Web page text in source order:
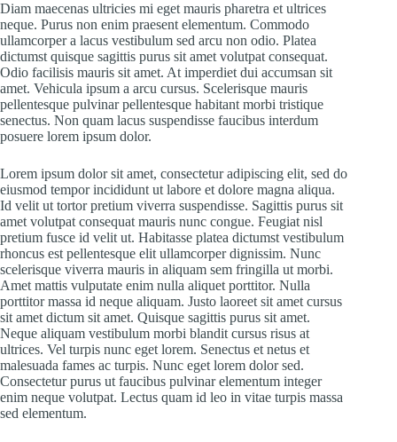
Diam maecenas ultricies mi eget mauris pharetra et ultrices
neque. Purus non enim praesent elementum. Commodo
ullamcorper a lacus vestibulum sed arcu non odio. Platea
dictumst quisque sagittis purus sit amet volutpat consequat.
Odio facilisis mauris sit amet. At imperdiet dui accumsan sit
amet. Vehicula ipsum a arcu cursus. Scelerisque mauris
pellentesque pulvinar pellentesque habitant morbi tristique
senectus. Non quam lacus suspendisse faucibus interdum
posuere lorem ipsum dolor.
Lorem ipsum dolor sit amet, consectetur adipiscing elit, sed do
eiusmod tempor incididunt ut labore et dolore magna aliqua.
Id velit ut tortor pretium viverra suspendisse. Sagittis purus sit
amet volutpat consequat mauris nunc congue. Feugiat nisl
pretium fusce id velit ut. Habitasse platea dictumst vestibulum
rhoncus est pellentesque elit ullamcorper dignissim. Nunc
scelerisque viverra mauris in aliquam sem fringilla ut morbi.
Amet mattis vulputate enim nulla aliquet porttitor. Nulla
porttitor massa id neque aliquam. Justo laoreet sit amet cursus
sit amet dictum sit amet. Quisque sagittis purus sit amet.
Neque aliquam vestibulum morbi blandit cursus risus at
ultrices. Vel turpis nunc eget lorem. Senectus et netus et
malesuada fames ac turpis. Nunc eget lorem dolor sed.
Consectetur purus ut faucibus pulvinar elementum integer
enim neque volutpat. Lectus quam id leo in vitae turpis massa
sed elementum.